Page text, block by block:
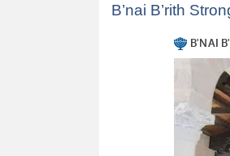
B’nai B’rith